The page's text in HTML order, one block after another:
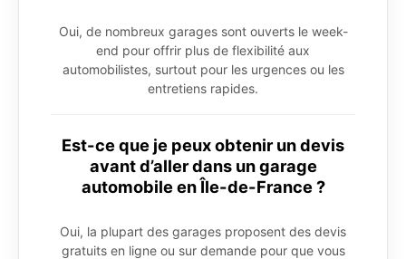
Oui, de nombreux garages sont ouverts le week-
end pour offrir plus de flexibilité aux
automobilistes, surtout pour les urgences ou les
entretiens rapides.
Est-ce que je peux obtenir un devis
avant d’aller dans un garage
automobile en Île-de-France ?
Oui, la plupart des garages proposent des devis
gratuits en ligne ou sur demande pour que vous